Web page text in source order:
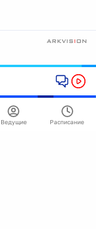
Ведущие Расписание